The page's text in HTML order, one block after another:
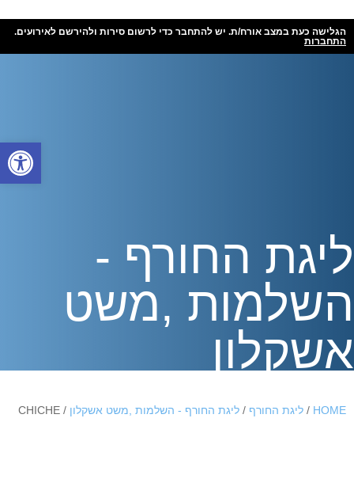
הגלישה כעת במצב אורח/ת. יש להתחבר כדי לרשום סירות ולהירשם לאירועים.
התחברות
ליגת החורף -
השלמות ,משט
אשקלון
HOME
/ ליגת החורף / ליגת החורף - השלמות ,משט אשקלון / CHICHE